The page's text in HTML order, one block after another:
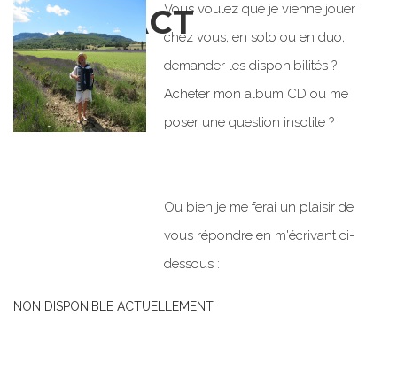
CONTACTVous voulez que je vienne jouer
chez vous, en solo ou en duo,
demander les disponibilités ?
Acheter mon album CD ou me
poser une question insolite ?
Ou bien je me ferai un plaisir de
vous répondre en m'écrivant ci-
dessous :
NON DISPONIBLE ACTUELLEMENT